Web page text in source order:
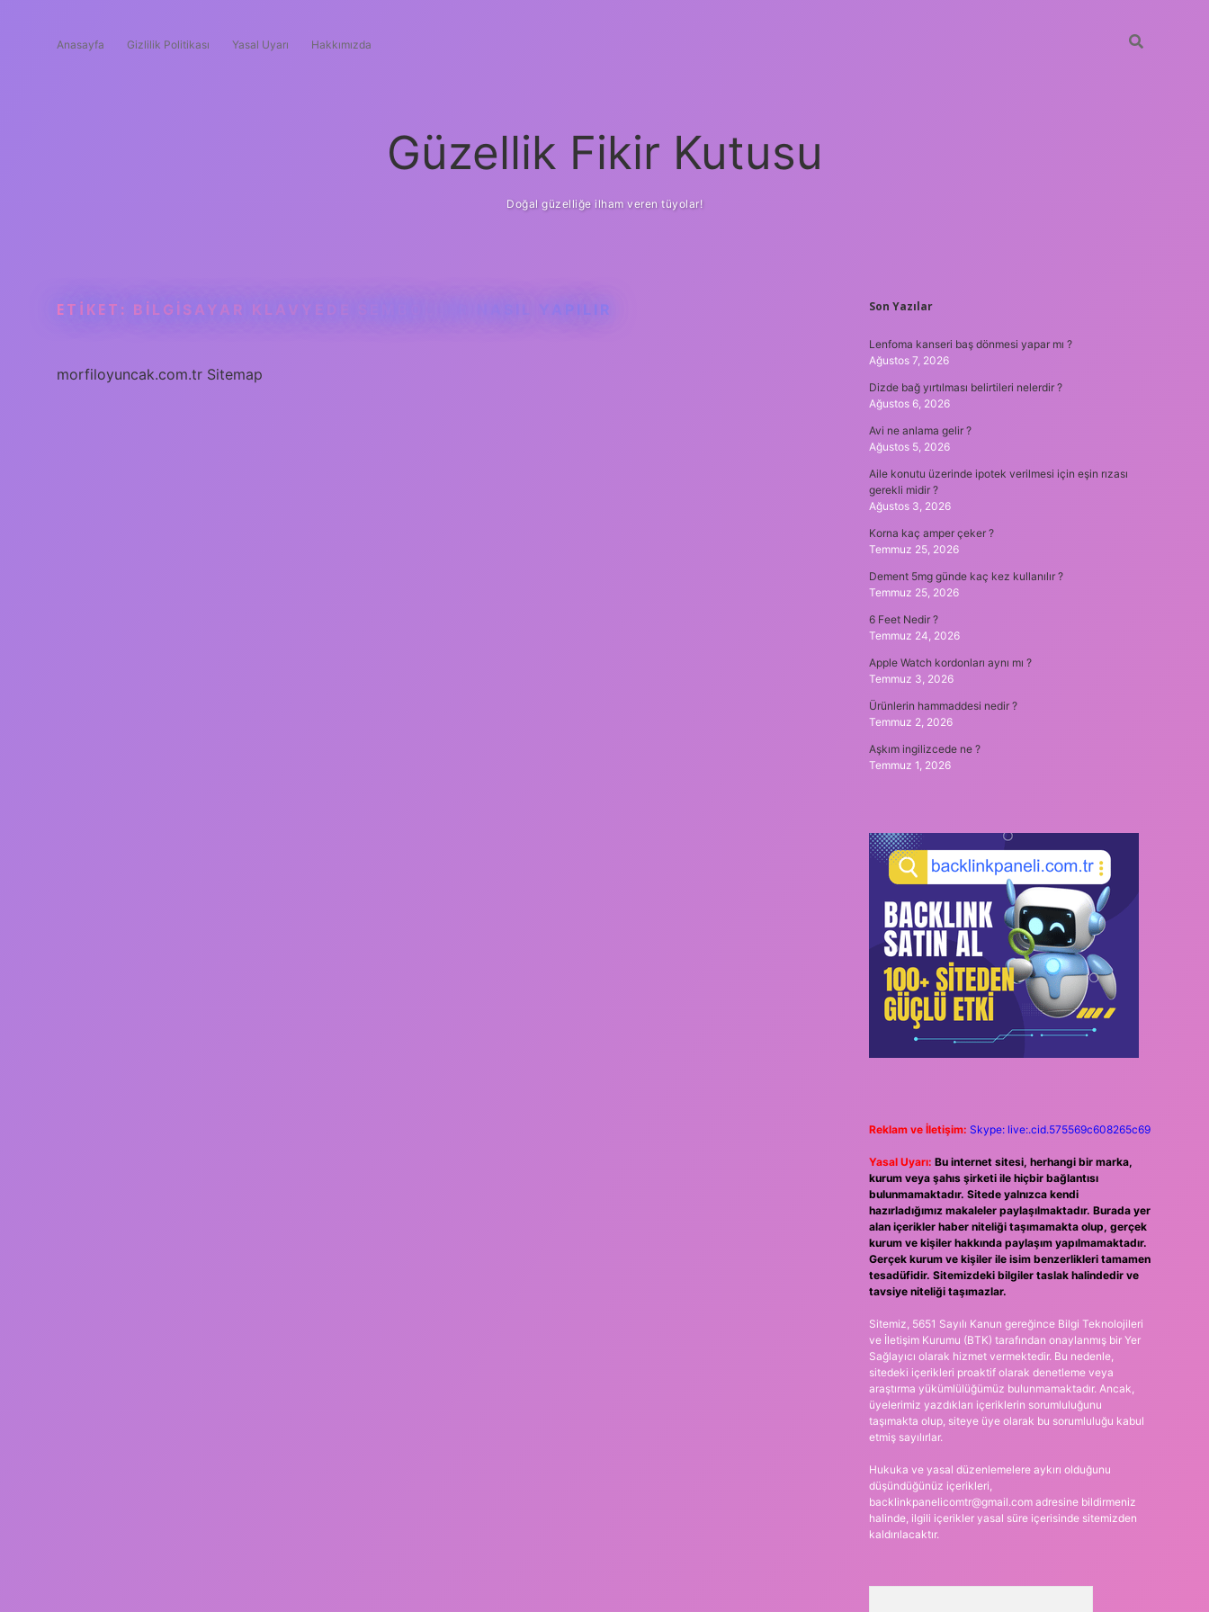
Anasayfa Gizlilik Politikası Yasal Uyarı Hakkımızda
Güzellik Fikir Kutusu
Doğal güzelliğe ilham veren tüyolar!
ETIKET: BILGISAYAR KLAVYEDE SEMBOLLER NASIL YAPILIR
morfiloyuncak.com.tr Sitemap
SIDEBAR
Son Yazılar
Lenfoma kanseri baş dönmesi yapar mı ?
Ağustos 7, 2026
Dizde bağ yırtılması belirtileri nelerdir ?
Ağustos 6, 2026
Avi ne anlama gelir ?
Ağustos 5, 2026
Aile konutu üzerinde ipotek verilmesi için eşin rızası
gerekli midir ?
Ağustos 3, 2026
Korna kaç amper çeker ?
Temmuz 25, 2026
Dement 5mg günde kaç kez kullanılır ?
Temmuz 25, 2026
6 Feet Nedir ?
Temmuz 24, 2026
Apple Watch kordonları aynı mı ?
Temmuz 3, 2026
Ürünlerin hammaddesi nedir ?
Temmuz 2, 2026
Aşkım ingilizcede ne ?
Temmuz 1, 2026
Reklam ve İletişim: Skype: live:.cid.575569c608265c69
Yasal Uyarı: Bu internet sitesi, herhangi bir marka,
kurum veya şahıs şirketi ile hiçbir bağlantısı
bulunmamaktadır. Sitede yalnızca kendi
hazırladığımız makaleler paylaşılmaktadır. Burada yer
alan içerikler haber niteliği taşımamakta olup, gerçek
kurum ve kişiler hakkında paylaşım yapılmamaktadır.
Gerçek kurum ve kişiler ile isim benzerlikleri tamamen
tesadüfidir. Sitemizdeki bilgiler taslak halindedir ve
tavsiye niteliği taşımazlar.
Sitemiz, 5651 Sayılı Kanun gereğince Bilgi Teknolojileri
ve İletişim Kurumu (BTK) tarafından onaylanmış bir Yer
Sağlayıcı olarak hizmet vermektedir. Bu nedenle,
sitedeki içerikleri proaktif olarak denetleme veya
araştırma yükümlülüğümüz bulunmamaktadır. Ancak,
üyelerimiz yazdıkları içeriklerin sorumluluğunu
taşımakta olup, siteye üye olarak bu sorumluluğu kabul
etmiş sayılırlar.
Hukuka ve yasal düzenlemelere aykırı olduğunu
düşündüğünüz içerikleri,
backlinkpanelicomtr@gmail.comadresine bildirmeniz
halinde, ilgili içerikler yasal süre içerisinde sitemizden
kaldırılacaktır.
vdcasino güncel giriş